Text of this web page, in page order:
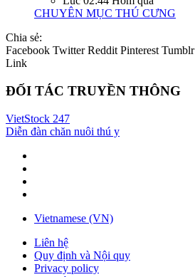
CHUYÊN MỤC THÚ CƯNG
Chia sẻ:
Facebook Twitter Reddit Pinterest Tumblr
Link
ĐỐI TÁC TRUYỀN THÔNG
VietStock 247
Diễn đàn chăn nuôi thú y
Vietnamese (VN)
Liên hệ
Quy định và Nội quy
Privacy policy